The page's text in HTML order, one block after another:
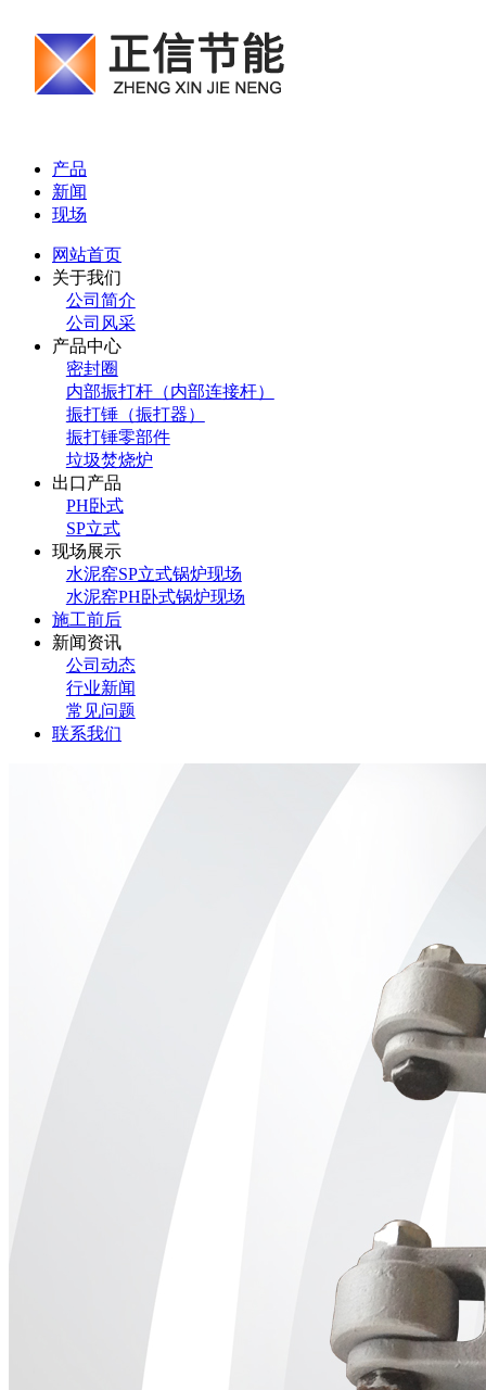
产品
新闻
现场
网站首页
关于我们
公司简介
公司风采
产品中心
密封圈
内部振打杆（内部连接杆）
振打锤（振打器）
振打锤零部件
垃圾焚烧炉
出口产品
PH卧式
SP立式
现场展示
水泥窑SP立式锅炉现场
水泥窑PH卧式锅炉现场
施工前后
新闻资讯
公司动态
行业新闻
常见问题
联系我们